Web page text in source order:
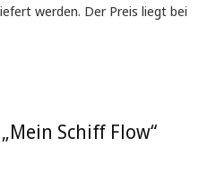
werden. Der Preis liegt bei
Schiff Flow“